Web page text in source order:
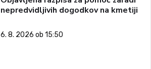
nepredvidljivih dogodkov na kmetiji
6. 8. 2026 ob 15:50